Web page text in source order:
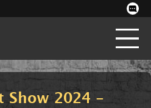
Show 2024 -